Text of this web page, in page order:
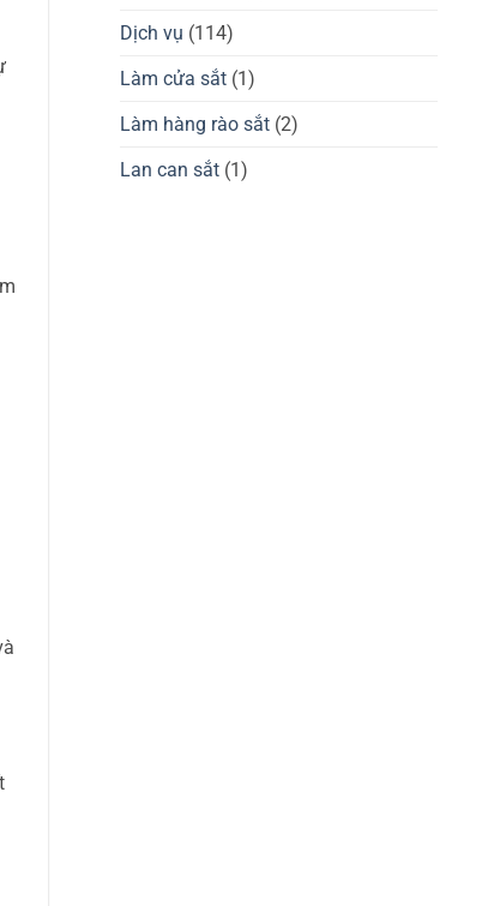
Dịch vụ (114)
Làm cửa sắt (1)
Làm hàng rào sắt (2)
Lan can sắt (1)